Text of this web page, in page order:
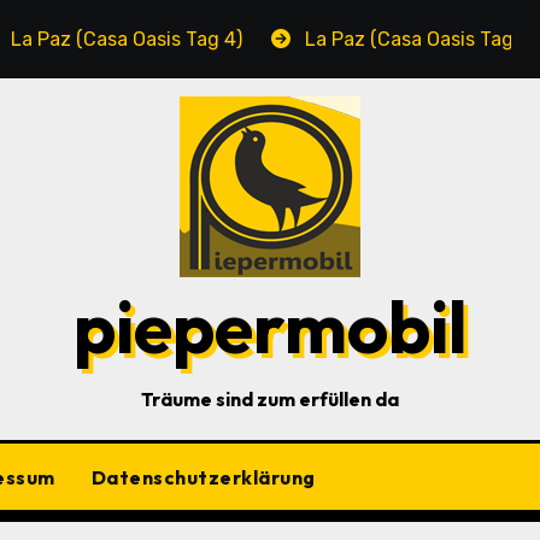
(Casa Oasis Tag 4) La Paz (Casa Oasis Tag 3)
piepermobil
Träume sind zum erfüllen da
Datenschutzerklärung